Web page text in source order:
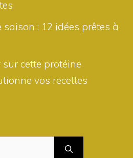
: 12 idées prêtes à
cette protéine
vos recettes